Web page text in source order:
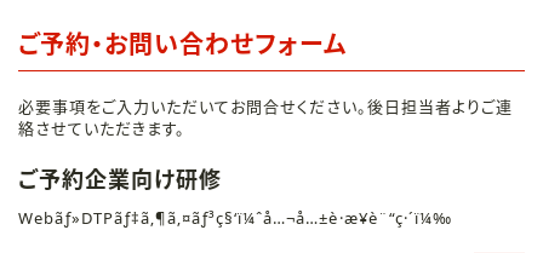
ご予約・お問い合わせフォーム
必要事項をご入力いただいてお問合せください。後日担当者よりご連
絡させていただきます。
ご予約企業向け研修
Webãƒ»DTPãƒ‡ã‚¶ã‚¤ãƒ³ç§‘ï¼ˆå…¬å…±è·æ¥­è¨“ç·´ï¼‰